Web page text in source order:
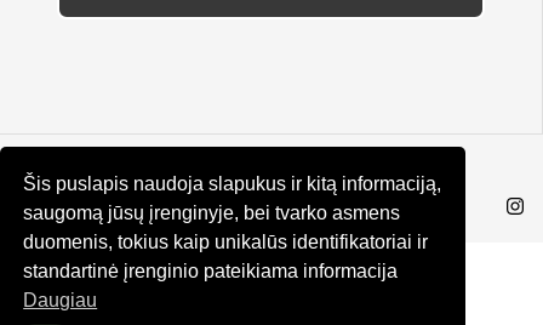
Šis puslapis naudoja slapukus ir kitą informaciją,
saugomą jūsų įrenginyje, bei tvarko asmens
duomenis, tokius kaip unikalūs identifikatoriai ir
standartinė įrenginio pateikiama informacija
Daugiau
© KRUTA 2025